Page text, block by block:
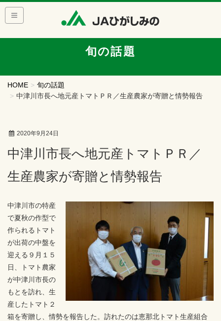
旬の話題
HOME
旬の話題
中津川市長へ地元産トマトＰＲ／生産農家が寄贈と情勢報告
2020年9月24日
中津川市長へ地元産トマトＰＲ／
生産農家が寄贈と情勢報告
中津川市の特産
で夏秋の作型で
作られるトマト
が出荷の中盤を
迎える９月１５
日、トマト農家
が中津川市長の
もとを訪れ、生
産したトマト２
箱を寄贈し、情勢を報告した。訪れたのは恵那北トマト生産組合